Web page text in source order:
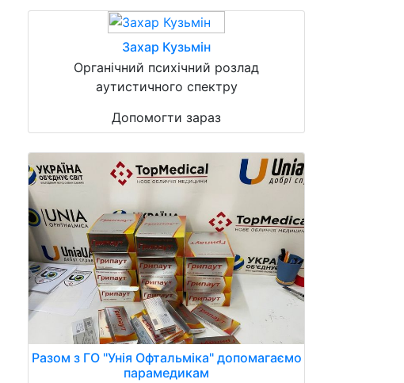
Захар Кузьмін
Органічний психічний розлад
аутистичного спектру
Допомогти зараз
Разом з ГО "Унія Офтальміка" допомагаємо
парамедикам